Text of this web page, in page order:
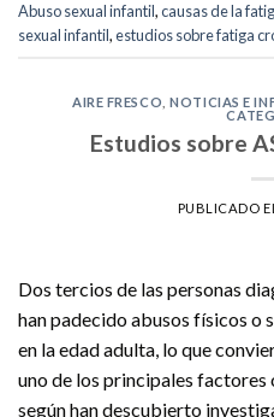
Abuso sexual infantil,causas de la
sexual infantil,estudios sobre fatiga
AIRE FRESCO ,NOTICIAS E
Estudios sobre
PUBLICADO EL
Dos tercios de las personas
han padecido abusos físicos o
en la edad adulta, lo que
uno de los principales factores
según han descubierto